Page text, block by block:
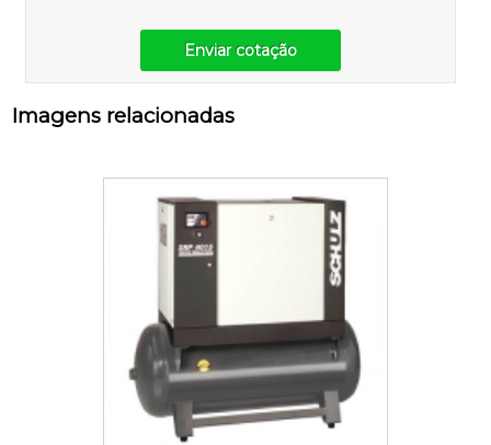
Enviar cotação
Imagens relacionadas